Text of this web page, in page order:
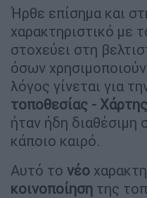
Ήρθε επίσημα και
χαρακτηριστικό με
στοχεύει στη
όσων
λόγος γίνεται για
τοποθεσίας - Χάρτης
ήταν ήδη
κάποιο καιρό.
Αυτό το νέο
κοινοποίηση της